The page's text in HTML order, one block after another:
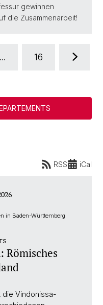
gewinnen
die Zusammenarbeit!
... 16
RSS iCal
in Baden-Württemberg
Römisches
die Vindonissa-